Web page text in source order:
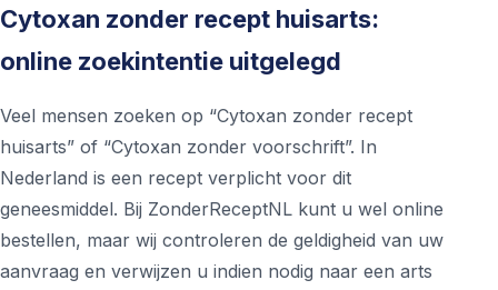
Cytoxan zonder recept huisarts:
online zoekintentie uitgelegd
Veel mensen zoeken op “Cytoxan zonder recept
huisarts” of “Cytoxan zonder voorschrift”. In
Nederland is een recept verplicht voor dit
geneesmiddel. Bij ZonderReceptNL kunt u wel online
bestellen, maar wij controleren de geldigheid van uw
aanvraag en verwijzen u indien nodig naar een arts